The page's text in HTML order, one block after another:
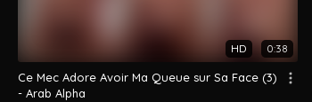
HD 0:38
Ce Mec Adore Avoir Ma Queue sur Sa Face (3)
- Arab Alpha